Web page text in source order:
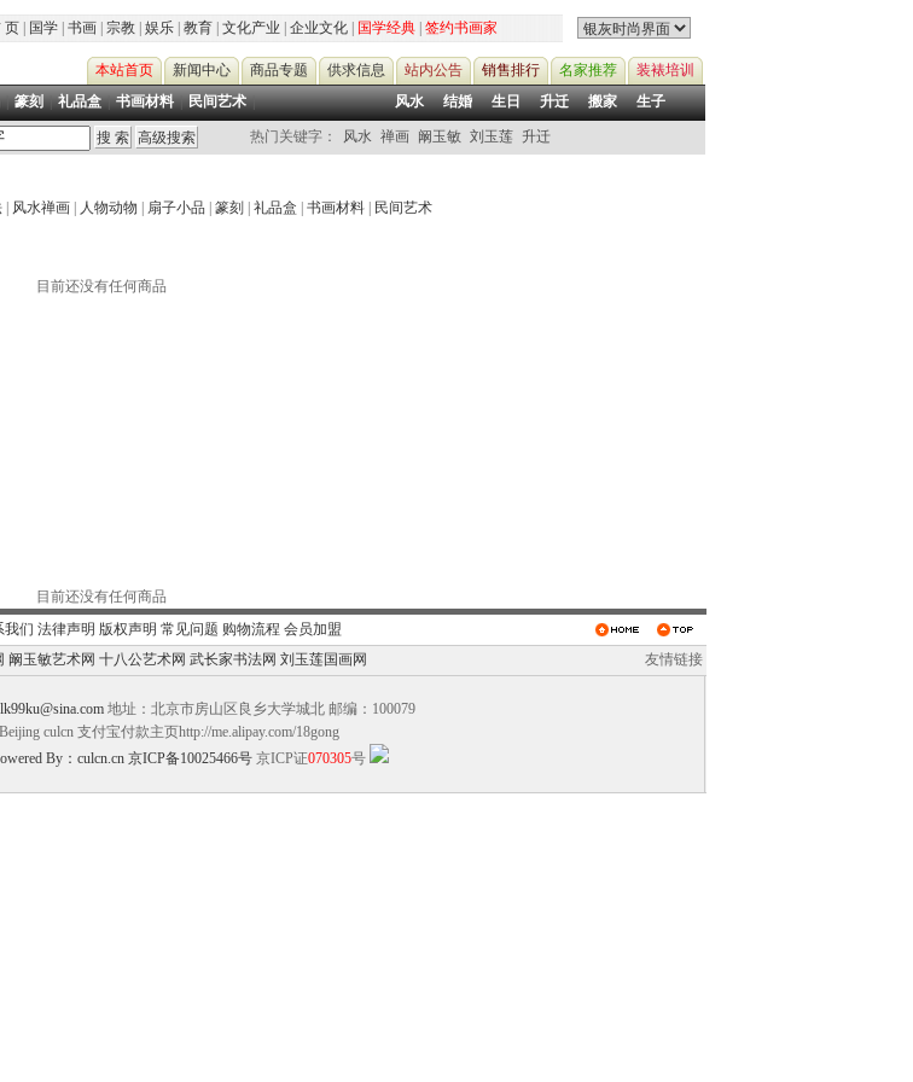
页| 国学| 书画| 宗教| 娱乐| 教育| 文化产业 企业文化| 国学经典| 签约书画家
本站首页 新闻中心 商品专题 供求信息 站内公告 销售排行 名家推荐
装裱培训
|篆刻 |礼品盒|书画材料|民间艺术| 风水 结婚 生日 升迁 搬家 生子
热门关键字： 风水 禅画 阚玉敏 刘玉莲 升迁
风水禅画 人物动物 扇子小品 篆刻 礼品盒 书画材料 民间艺术
目前还没有任何商品
目前还没有任何商品
我们 法律声明 版权声明 常见问题 购物流程 会员加盟
阚玉敏艺术网 十八公艺术网 武长家书法网 刘玉莲国画网 友情链接
lk99ku@sina.com地址：北京市房山区良乡大学城北 邮编：100079
culcn 支付宝付款主页http://me.alipay.com/18gong
By：culcn.cn 京ICP备10025466号 京ICP证070305号